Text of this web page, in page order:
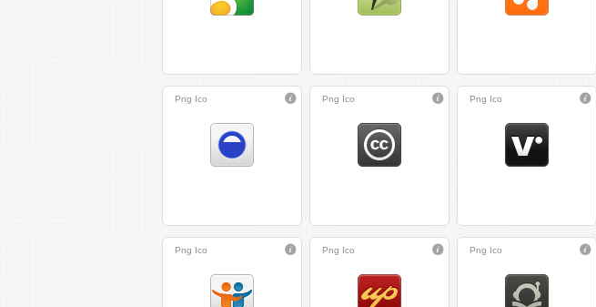
Png Ico Png Ico Png Ico
Png Ico Png Ico Png Ico